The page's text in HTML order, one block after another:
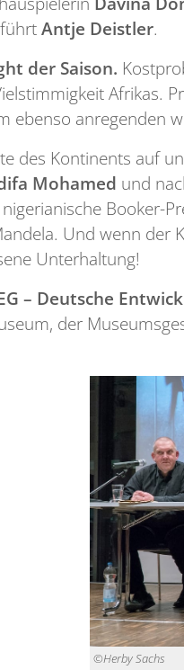
Antje Deistler.
der Saison.
Afrikas.
anregenden
des Kontinents auf
Mohamed und
Booker-
Und wenn der
Unterhaltung!
– Deutsche
der
©Herby Sachs